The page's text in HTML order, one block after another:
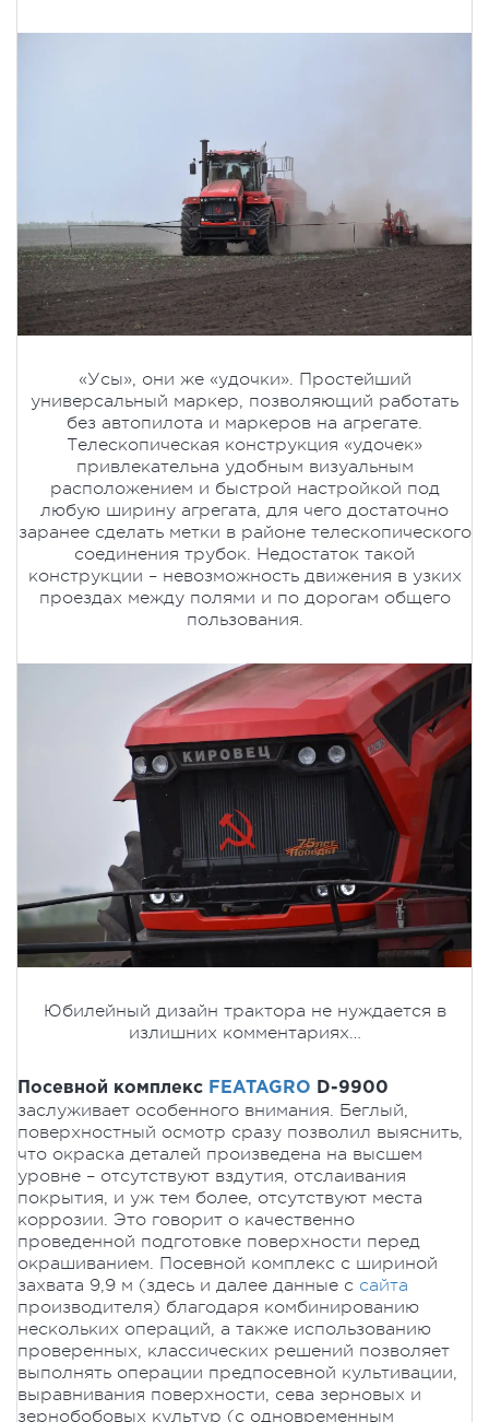
«Усы», они же «удочки». Простейший
универсальный маркер, позволяющий работать
без автопилота и маркеров на агрегате.
Телескопическая конструкция «удочек»
привлекательна удобным визуальным
расположением и быстрой настройкой под
любую ширину агрегата, для чего достаточно
заранее сделать метки в районе телескопического
соединения трубок. Недостаток такой
конструкции – невозможность движения в узких
проездах между полями и по дорогам общего
пользования.
Юбилейный дизайн трактора не нуждается в
излишних комментариях…
Посевной комплекс FEATAGRO D-9900
заслуживает особенного внимания. Беглый,
поверхностный осмотр сразу позволил выяснить,
что окраска деталей произведена на высшем
уровне – отсутствуют вздутия, отслаивания
покрытия, и уж тем более, отсутствуют места
коррозии. Это говорит о качественно
проведенной подготовке поверхности перед
окрашиванием. Посевной комплекс с шириной
захвата 9,9 м (здесь и далее данные с сайта
производителя) благодаря комбинированию
нескольких операций, а также использованию
проверенных, классических решений позволяет
выполнять операции предпосевной культивации,
выравнивания поверхности, сева зерновых и
зернобобовых культур (с одновременным